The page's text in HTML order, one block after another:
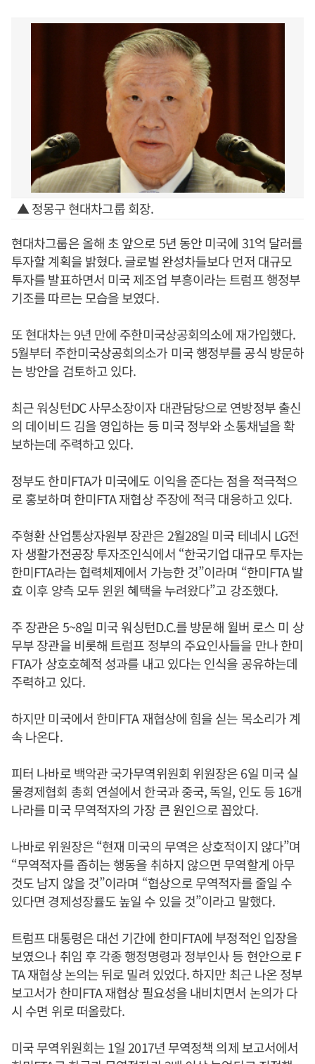
▲ 정몽구 현대차그룹 회장.
현대차그룹은 올해 초 앞으로 5년 동안 미국에 31억 달러를
투자할 계획을 밝혔다. 글로벌 완성차들보다 먼저 대규모
투자를 발표하면서 미국 제조업 부흥이라는 트럼프 행정부
기조를 따르는 모습을 보였다.
또 현대차는 9년 만에 주한미국상공회의소에 재가입했다.
5월부터 주한미국상공회의소가 미국 행정부를 공식 방문하
는 방안을 검토하고 있다.
최근 워싱턴DC 사무소장이자 대관담당으로 연방정부 출신
의 데이비드 김을 영입하는 등 미국 정부와 소통채널을 확
보하는데 주력하고 있다.
정부도 한미FTA가 미국에도 이익을 준다는 점을 적극적으
로 홍보하며 한미FTA 재협상 주장에 적극 대응하고 있다.
주형환 산업통상자원부 장관은 2월28일 미국 테네시 LG전
자 생활가전공장 투자조인식에서 “한국기업 대규모 투자는
한미FTA라는 협력체제에서 가능한 것”이라며 “한미FTA 발
효 이후 양측 모두 윈윈 혜택을 누려왔다”고 강조했다.
주 장관은 5~8일 미국 워싱턴D.C.를 방문해 윌버 로스 미 상
무부 장관을 비롯해 트럼프 정부의 주요인사들을 만나 한미
FTA가 상호호혜적 성과를 내고 있다는 인식을 공유하는데
주력하고 있다.
하지만 미국에서 한미FTA 재협상에 힘을 싣는 목소리가 계
속 나온다.
피터 나바로 백악관 국가무역위원회 위원장은 6일 미국 실
물경제협회 총회 연설에서 한국과 중국, 독일, 인도 등 16개
나라를 미국 무역적자의 가장 큰 원인으로 꼽았다.
나바로 위원장은 “현재 미국의 무역은 상호적이지 않다”며
“무역적자를 좁히는 행동을 취하지 않으면 무역할게 아무
것도 남지 않을 것”이라며 “협상으로 무역적자를 줄일 수
있다면 경제성장률도 높일 수 있을 것”이라고 말했다.
트럼프 대통령은 대선 기간에 한미FTA에 부정적인 입장을
보였으나 취임 후 각종 행정명령과 정부인사 등 현안으로 F
TA 재협상 논의는 뒤로 밀려 있었다. 하지만 최근 나온 정부
보고서가 한미FTA 재협상 필요성을 내비치면서 논의가 다
시 수면 위로 떠올랐다.
미국 무역위원회는 1일 2017년 무역정책 의제 보고서에서